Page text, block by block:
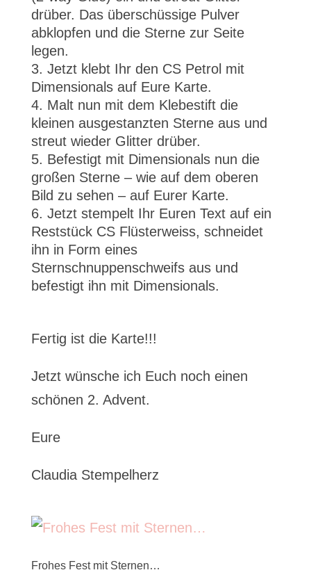
drüber. Das überschüssige Pulver
abklopfen und die Sterne zur Seite
legen.
Jetzt klebt Ihr den CS Petrol mit
Dimensionals auf Eure Karte.
Malt nun mit dem Klebestift die
kleinen ausgestanzten Sterne aus und
streut wieder Glitter drüber.
Befestigt mit Dimensionals nun die
großen Sterne – wie auf dem oberen
Bild zu sehen – auf Eurer Karte.
Jetzt stempelt Ihr Euren Text auf ein
Reststück CS Flüsterweiss, schneidet
ihn in Form eines
Sternschnuppenschweifs aus und
befestigt ihn mit Dimensionals.
Fertig ist die Karte!!!
Jetzt wünsche ich Euch noch einen
schönen 2. Advent.
Eure
Claudia Stempelherz
Frohes Fest mit Sternen…